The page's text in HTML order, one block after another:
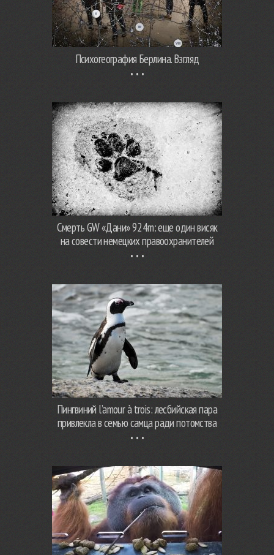
Психогеография Берлина. Взгляд
Смерть GW «Дани» 924m: еще один висяк
на совести немецких правоохранителей
Пингвиний l’amour à trois: лесбийская пара
привлекла в семью самца ради потомства